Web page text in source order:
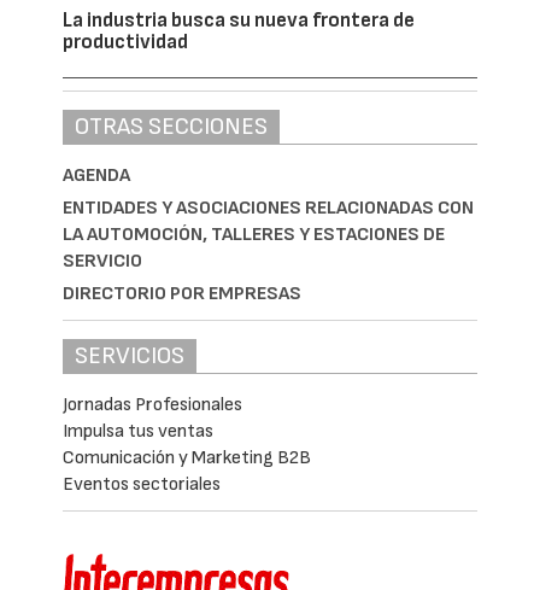
La industria busca su nueva frontera de
productividad
OTRAS SECCIONES
AGENDA
ENTIDADES Y ASOCIACIONES RELACIONADAS CON
LA AUTOMOCIÓN, TALLERES Y ESTACIONES DE
SERVICIO
DIRECTORIO POR EMPRESAS
SERVICIOS
Jornadas Profesionales
Impulsa tus ventas
Comunicación y Marketing B2B
Eventos sectoriales